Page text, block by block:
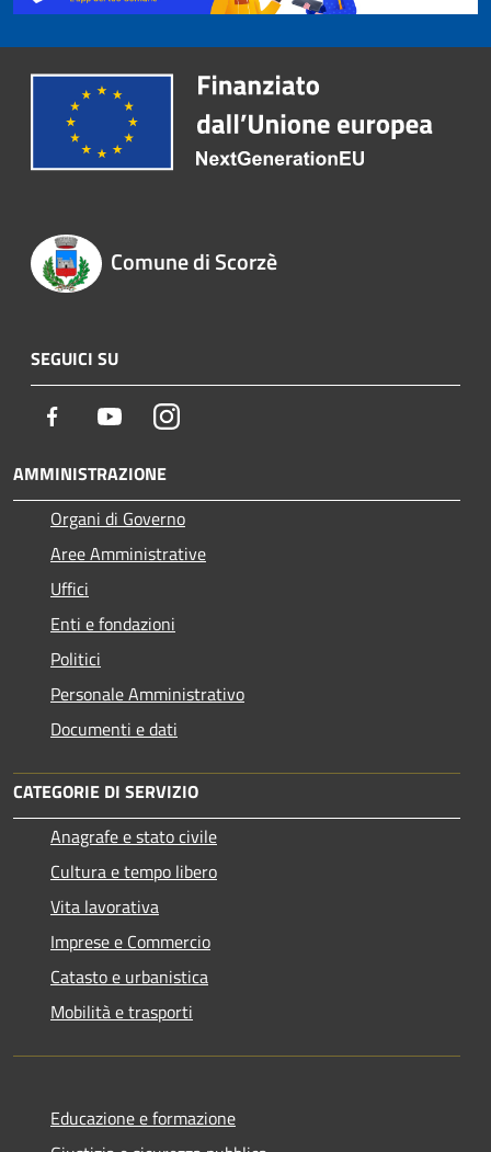
Comune di Scorzè
SEGUICI SU
Facebook YoutubeInstagram
AMMINISTRAZIONE
Organi di Governo
Aree Amministrative
Uffici
Enti e fondazioni
Politici
Personale Amministrativo
Documenti e dati
CATEGORIE DI SERVIZIO
Anagrafe e stato civile
Cultura e tempo libero
Vita lavorativa
Imprese e Commercio
Catasto e urbanistica
Mobilità e trasporti
Educazione e formazione